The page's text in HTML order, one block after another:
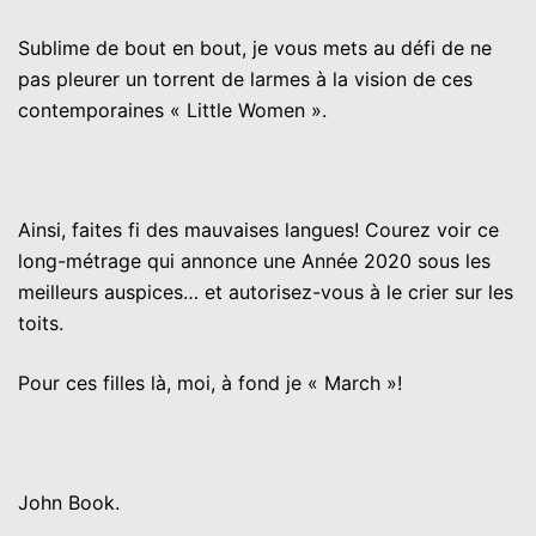
Sublime de bout en bout, je vous mets au défi de ne
pas pleurer un torrent de larmes à la vision de ces
contemporaines « Little Women ».
Ainsi, faites fi des mauvaises langues! Courez voir ce
long-métrage qui annonce une Année 2020 sous les
meilleurs auspices… et autorisez-vous à le crier sur les
toits.
Pour ces filles là, moi, à fond je « March »!
John Book.